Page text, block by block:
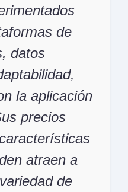
de
datos
la aplicación
precios
atraen a
de